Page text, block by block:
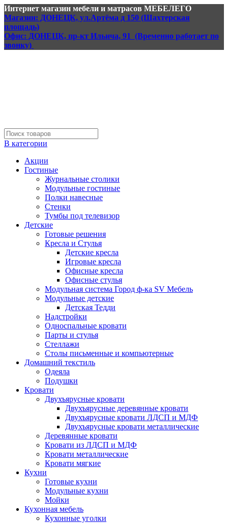
Интернет магазин мебели и матрасов МЕБЕЛЕГО
Магазин: ДОНЕЦК, ул.Артёма д 150 (Шахтерская
площадь)
Офис: ДОНЕЦК, пр-кт Ильича, 91 (Временно работает по
звонку)
В категории
Акции
Гостиные
Журнальные столики
Модульные гостиные
Полки навесные
Стенки
Тумбы под телевизор
Детские
Готовые решения
Кресла и Стулья
Детские кресла
Игровые кресла
Офисные кресла
Офисные стулья
Модульная система Город ф-ка SV Мебель
Модульные детские
Детская Тедди
Надстройки
Односпальные кровати
Парты и стулья
Стеллажи
Столы письменные и компьютерные
Домашний текстиль
Одеяла
Подушки
Кровати
Двухъярусные кровати
Двухъярусные деревянные кровати
Двухъярусные кровати ЛДСП и МДФ
Двухъярусные кровати металлические
Деревянные кровати
Кровати из ЛДСП и МДФ
Кровати металлические
Кровати мягкие
Кухни
Готовые кухни
Модульные кухни
Мойки
Кухонная мебель
Кухонные уголки